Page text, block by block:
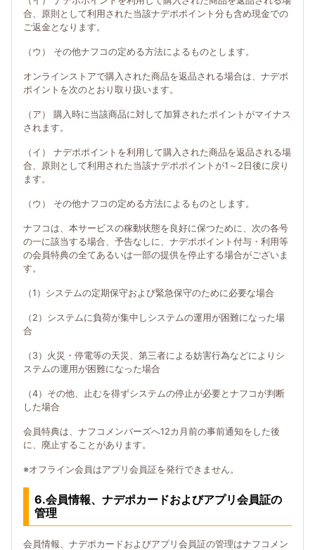
合、原則として利用された当該ナデポポイント分も含め現金での
ご返金となります。
（ウ） その他ナフコの定める方法によるものとします。
オンラインストアで購入された商品を返品される場合は、ナデポ
ポイントを次のとおり取り扱います。
（ア） 購入時に当該商品に対して加算されたポイントがマイナス
されます。
（イ） ナデポポイントを利用して購入された商品を返品される場
合、原則として利用された当該ナデポポイントが1～2日後に戻り
ます。
（ウ） その他ナフコの定める方法によるものとします。
ナフコは、本サービスの稼動状態を良好に保つために、次の各号
の一に該当する場合、予告なしに、ナデポポイント付与・利用等
の会員特典の全てあるいは一部の提供を停止する場合がございま
す。
（1）システムの定期保守および緊急保守のために必要な場合
（2）システムに負荷が集中しシステムの運用が困難になった場
合
（3）火災・停電等の天災、第三者による妨害行為などによりシ
ステムの運用が困難になった場合
（4）その他、止むを得ずシステムの停止が必要とナフコが判断
した場合
会員特典は、ナフコメンバーズへ12カ月前の事前通知をした後
に、廃止することがあります。
※オフライン会員はアプリ会員証を発行できません。
6.会員情報、ナデポカードおよびアプリ会員証の
管理
会員情報、ナデポカードおよびアプリ会員証の管理はナフコメン